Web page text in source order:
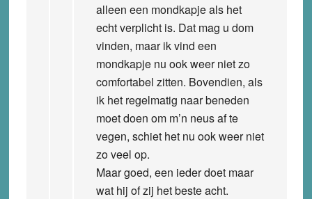
alleen een mondkapje als het
echt verplicht is. Dat mag u dom
vinden, maar ik vind een
mondkapje nu ook weer niet zo
comfortabel zitten. Bovendien, als
ik het regelmatig naar beneden
moet doen om m’n neus af te
vegen, schiet het nu ook weer niet
zo veel op.
Maar goed, een ieder doet maar
wat hij of zij het beste acht.